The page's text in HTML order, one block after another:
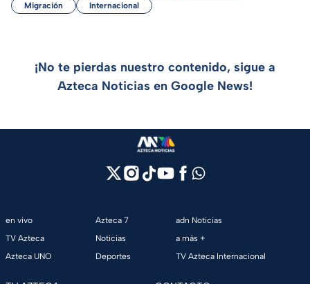
Migración
Internacional
¡No te pierdas nuestro contenido, sigue a
Azteca Noticias en Google News!
en vivo
TV Azteca
Azteca UNO
Azteca 7
Noticias
Deportes
adn Noticias
a más +
TV Azteca Internacional